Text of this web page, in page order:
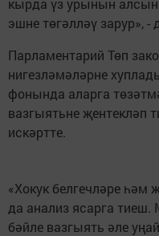
кырда үз урынын
эшне төгәлләү зарур», -
Парламентарий Төп
нигезләмәләрне
фонында аларга
вазгыятьне җентекләп
искәртте.
«Хокук белгечләре
да анализ ясарга
бәйле вазгыять әле